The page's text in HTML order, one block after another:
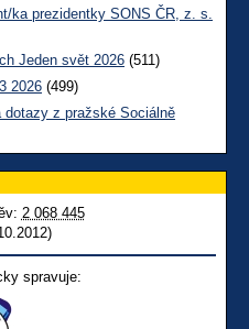
ka prezidentky SONS ČR, z. s.
Jeden svět 2026 (511)
2026 (499)
dotazy z pražské Sociálně
2 068 445
spravuje: